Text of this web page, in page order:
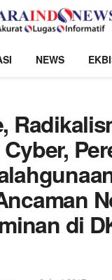
NEWS
di